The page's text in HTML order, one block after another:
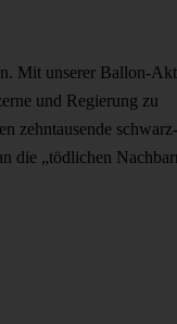
Mit unserer Ballon-
und Regierung zu
zehntausende
die „tödlichen